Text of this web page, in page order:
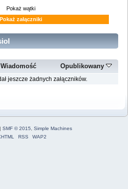
Pokaż wątki
Pokaż załączniki
Wiadomość Opublikowany
jeszcze żadnych załączników.
| SMF © 2015
Simple Machines
RSS WAP2